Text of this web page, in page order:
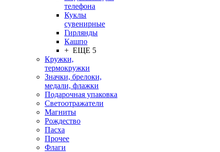
телефона
Куклы
сувенирные
Гирлянды
Кашпо
+ ЕЩЕ 5
Кружки,
термокружки
Значки, брелоки,
медали, флажки
Подарочная упаковка
Светоотражатели
Магниты
Рождество
Пасха
Прочее
Флаги